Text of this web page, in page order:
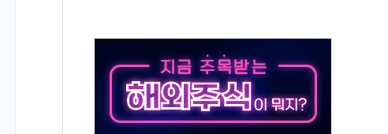
호조까지, 상승...호실적 보고 기업 상승세 뚜렷
민간인 '사파리' 공격… 시민들 공포감 극대화 전략
임시 주총 기대감에 홀로 상한가…마진 잔액은 사상 최고